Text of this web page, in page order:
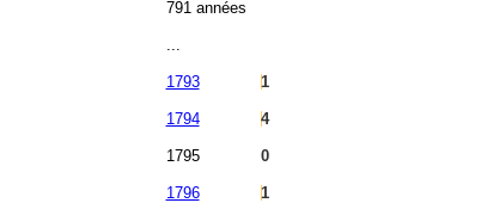
791 années
1793 1
1794 4
1795 0
1796 1